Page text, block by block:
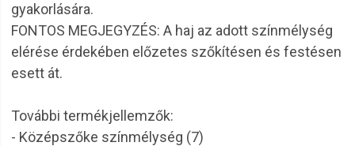
gyakorlására.
FONTOS MEGJEGYZÉS: A haj az adott színmélység
elérése érdekében előzetes szőkítésen és festésen
esett át.
További termékjellemzők:
- Középszőke színmélység (7)